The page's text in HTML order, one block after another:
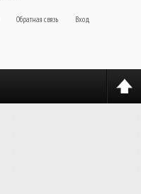
Обратная связь
Вход